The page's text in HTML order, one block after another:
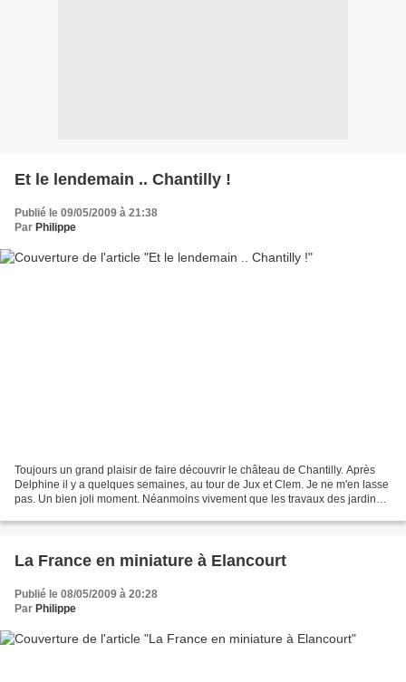
Et le lendemain .. Chantilly !
Publié le 09/05/2009 à 21:38
Par Philippe
Toujours un grand plaisir de faire découvrir le château de Chantilly. Après
Delphine il y a quelques semaines, au tour de Jux et Clem. Je ne m'en lasse
pas. Un bien joli moment. Néanmoins vivement que les travaux des jardins
La France en miniature à Elancourt
Publié le 08/05/2009 à 20:28
Par Philippe